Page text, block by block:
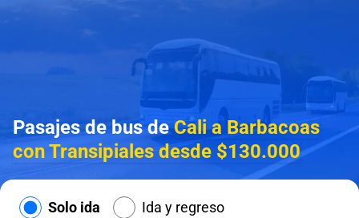
Pasajes de bus deCali a Barbacoas
con Transipiales desde $130.000
Solo ida Ida y regreso